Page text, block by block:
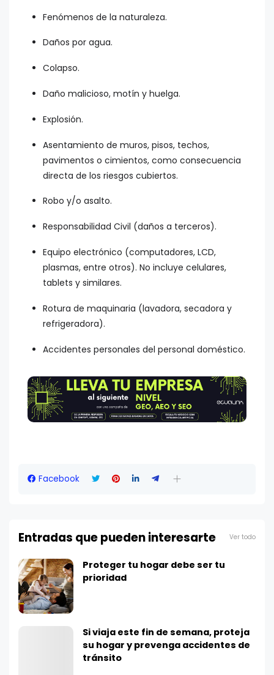
Fenómenos de la naturaleza.
Daños por agua.
Colapso.
Daño malicioso, motín y huelga.
Explosión.
Asentamiento de muros, pisos, techos,
pavimentos o cimientos, como consecuencia
directa de los riesgos cubiertos.
Robo y/o asalto.
Responsabilidad Civil (daños a terceros).
Equipo electrónico (computadores, LCD,
plasmas, entre otros). No incluye celulares,
tablets y similares.
Rotura de maquinaria (lavadora, secadora y
refrigeradora).
Accidentes personales del personal doméstico.
Facebook
Entradas que pueden interesarte Ver todo
Proteger tu hogar debe ser tu
prioridad
Si viaja este fin de semana, proteja
su hogar y prevenga accidentes de
tránsito